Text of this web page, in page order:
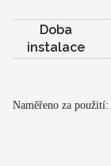
Doba
instalace
Naměřeno za použití: